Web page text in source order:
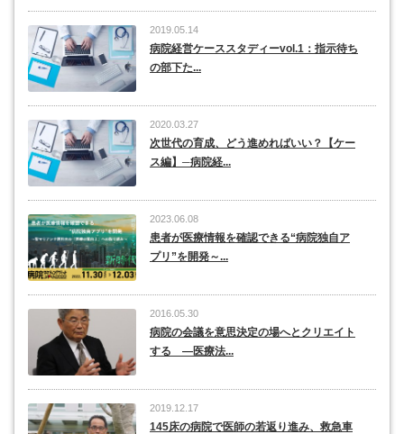
2019.05.14
病院経営ケーススタディーvol.1：指示待ち
の部下た...
2020.03.27
次世代の育成、どう進めればいい？【ケー
ス編】─病院経...
2023.06.08
患者が医療情報を確認できる“病院独自ア
プリ”を開発～...
2016.05.30
病院の会議を意思決定の場へとクリエイト
する ―医療法...
2019.12.17
145床の病院で医師の若返り進み、救急車